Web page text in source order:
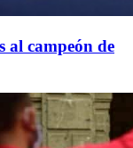
al campeón de